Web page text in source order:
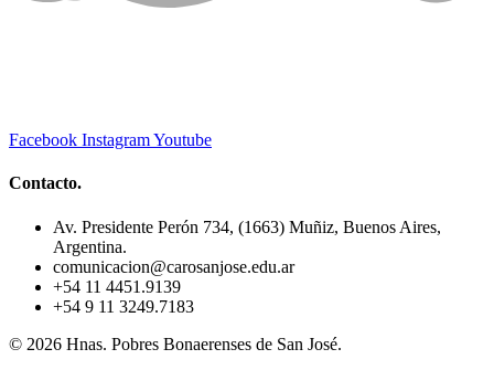
Facebook InstagramYoutube
Contacto.
Av. Presidente Perón 734, (1663) Muñiz, Buenos Aires,
Argentina.
comunicacion@carosanjose.edu.ar
+54 11 4451.9139
+54 9 11 3249.7183
© 2026 Hnas. Pobres Bonaerenses de San José.